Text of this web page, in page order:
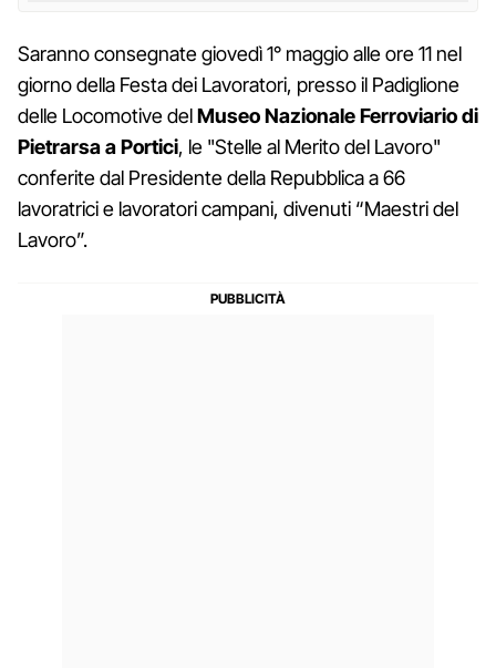
Saranno consegnate giovedì 1° maggio alle ore 11 nel
giorno della Festa dei Lavoratori, presso il Padiglione
delle Locomotive delMuseo Nazionale Ferroviario di
Pietrarsa a Portici, le "Stelle al Merito del Lavoro"
conferite dal Presidente della Repubblica a 66
lavoratrici e lavoratori campani, divenuti “Maestri del
Lavoro”.